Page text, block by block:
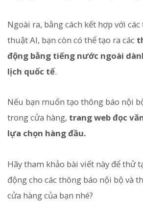
Ngoài ra, bằng cách kết hợp với
thuật AI, bạn còn có thể tạo ra các
động bằng tiếng nước ngoài
lịch quốc tế.
Nếu bạn muốn tạo thông báo nội
trong cửa hàng, trang web đọc
lựa chọn hàng đầu.
Hãy tham khảo bài viết này để thử
động cho các thông báo nội bộ và
cửa hàng của bạn nhé?